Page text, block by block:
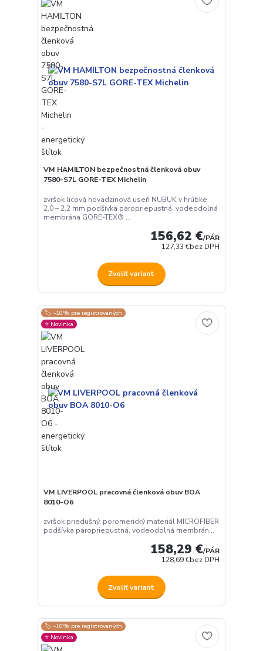
VM HAMILTON bezpečnostná členková obuv
7580-S7L GORE-TEX Michelin
zvršok lícová hovädzinová useň NUBUK v hrúbke
2,0 – 2,2 mm podšívka paropriepustná, vodeodolná
membrána GORE-TEX® ...
156,62 €/PÁR
127,33 €bez DPH
Zvoliť variant
🏷️ -10% pre registrovaných
⭐️ Novinka
VM LIVERPOOL pracovná členková obuv BOA
8010-O6
zvršok priedušný, poromerický materiál MICROFIBER
podšívka paropriepustná, vodeodolná membrán...
158,29 €/PÁR
128,69 €bez DPH
Zvoliť variant
🏷️ -10% pre registrovaných
⭐️ Novinka